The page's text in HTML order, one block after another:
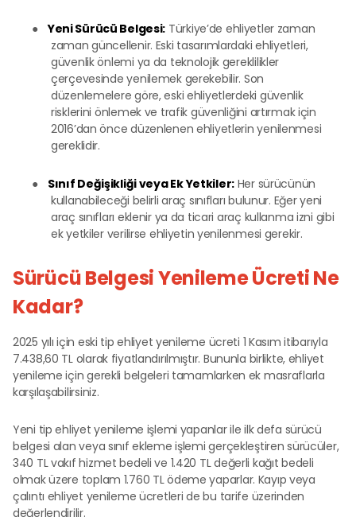
● Yeni Sürücü Belgesi: Türkiye’de ehliyetler zaman
zaman güncellenir. Eski tasarımlardaki ehliyetleri,
güvenlik önlemi ya da teknolojik gereklilikler
çerçevesinde yenilemek gerekebilir. Son
düzenlemelere göre, eski ehliyetlerdeki güvenlik
risklerini önlemek ve trafik güvenliğini artırmak için
2016’dan önce düzenlenen ehliyetlerin yenilenmesi
gereklidir.
● Sınıf Değişikliği veya Ek Yetkiler:Her sürücünün
kullanabileceği belirli araç sınıfları bulunur. Eğer yeni
araç sınıfları eklenir ya da ticari araç kullanma izni gibi
ek yetkiler verilirse ehliyetin yenilenmesi gerekir.
Sürücü Belgesi Yenileme Ücreti Ne
Kadar?
2025 yılı için eski tip ehliyet yenileme ücreti 1 Kasım itibarıyla
7.438,60 TL olarak fiyatlandırılmıştır. Bununla birlikte, ehliyet
yenileme için gerekli belgeleri tamamlarken ek masraflarla
karşılaşabilirsiniz.
Yeni tip ehliyet yenileme işlemi yapanlar ile ilk defa sürücü
belgesi alan veya sınıf ekleme işlemi gerçekleştiren sürücüler,
340 TL vakıf hizmet bedeli ve 1.420 TL değerli kağıt bedeli
olmak üzere toplam 1.760 TL ödeme yaparlar. Kayıp veya
çalıntı ehliyet yenileme ücretleri de bu tarife üzerinden
değerlendirilir.